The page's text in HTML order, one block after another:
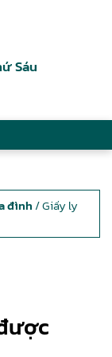
Sáu
đình / Giấy ly